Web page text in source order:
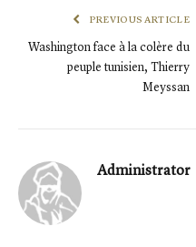
PREVIOUS ARTICLE
Washington face à la colère du
peuple tunisien, Thierry
Meyssan
Administrator